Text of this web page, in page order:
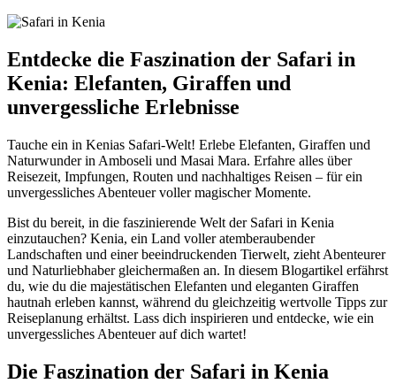
Entdecke die Faszination der Safari in
Kenia: Elefanten, Giraffen und
unvergessliche Erlebnisse
Tauche ein in Kenias Safari-Welt! Erlebe Elefanten, Giraffen und
Naturwunder in Amboseli und Masai Mara. Erfahre alles über
Reisezeit, Impfungen, Routen und nachhaltiges Reisen – für ein
unvergessliches Abenteuer voller magischer Momente.
Bist du bereit, in die faszinierende Welt der Safari in Kenia
einzutauchen? Kenia, ein Land voller atemberaubender
Landschaften und einer beeindruckenden Tierwelt, zieht Abenteurer
und Naturliebhaber gleichermaßen an. In diesem Blogartikel erfährst
du, wie du die majestätischen Elefanten und eleganten Giraffen
hautnah erleben kannst, während du gleichzeitig wertvolle Tipps zur
Reiseplanung erhältst. Lass dich inspirieren und entdecke, wie ein
unvergessliches Abenteuer auf dich wartet!
Die Faszination der Safari in Kenia